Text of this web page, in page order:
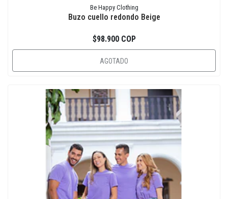
Be Happy Clothing
Buzo cuello redondo Beige
$98.900 COP
AGOTADO